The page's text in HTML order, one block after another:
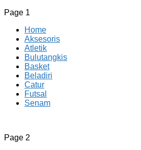
Page 1
Home
Aksesoris
Atletik
Bulutangkis
Basket
Beladiri
Catur
Futsal
Senam
CV JAYA BERSAMA Co Id
Menyediakan Semua Perlengkapan
Page 2